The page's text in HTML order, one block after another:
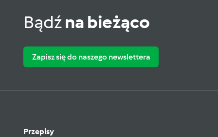
Bądźna bieżąco
Zapisz się do naszego newslettera
Przepisy